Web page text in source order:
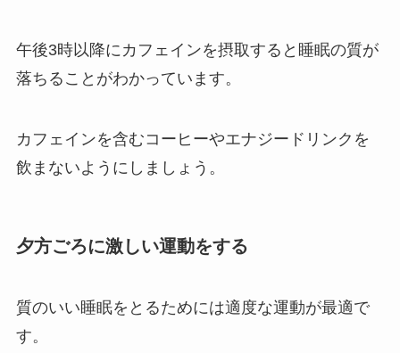
午後3時以降にカフェインを摂取すると睡眠の質が
落ちることがわかっています。
カフェインを含むコーヒーやエナジードリンクを
飲まないようにしましょう。
夕方ごろに激しい運動をする
質のいい睡眠をとるためには適度な運動が最適で
す。